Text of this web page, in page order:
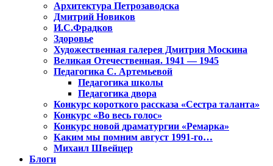
Архитектура Петрозаводска
Дмитрий Новиков
И.С.Фрадков
Здоровье
Художественная галерея Дмитрия Москина
Великая Отечественная. 1941 — 1945
Педагогика С. Артемьевой
Педагогика школы
Педагогика двора
Конкурс короткого рассказа «Сестра таланта»
Конкурс «Во весь голос»
Конкурс новой драматургии «Ремарка»
Каким мы помним август 1991-го…
Михаил Швейцер
Блоги